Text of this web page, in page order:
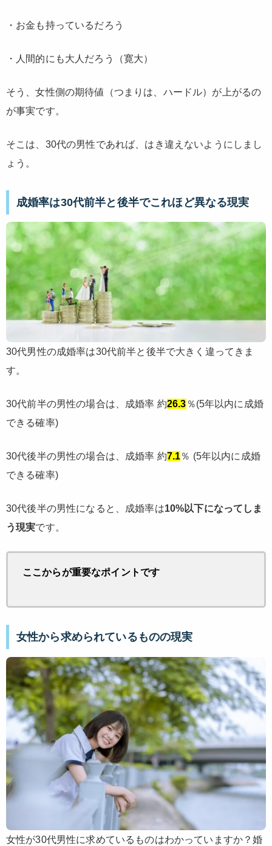
・お金も持っているだろう
・人間的にも大人だろう（寛大）
そう、女性側の期待値（つまりは、ハードル）が上がるの
が事実です。
そこは、30代の男性であれば、はき違えないようにしまし
ょう。
成婚率は30代前半と後半でこれほど異なる現実
30代男性の成婚率は30代前半と後半で大きく違ってきま
す。
30代前半の男性の場合は、成婚率 約26.3 ％(5年以内に成婚
できる確率)
30代後半の男性の場合は、成婚率 約7.1％ (5年以内に成婚
できる確率)
30代後半の男性になると、成婚率は10%以下になってしま
う現実です。
ここからが重要なポイントです
女性から求められているものの現実
女性が30代男性に求めているものはわかっていますか？婚